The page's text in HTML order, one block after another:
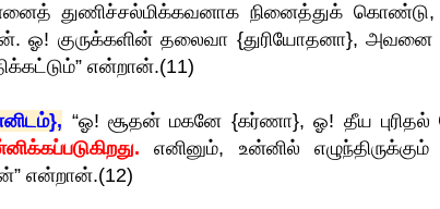
துணிச்சல்மிக்கவனாக நினைத்துக் கொண்டு,
ஓ! குருக்களின் தலைவா {துரியோதனா},
என்றான்.(11)
“ஓ! சூதன் மகனே {கர்ணா}, ஓ! தீய
எனினும், உன்னில்
என்றான்.(12)